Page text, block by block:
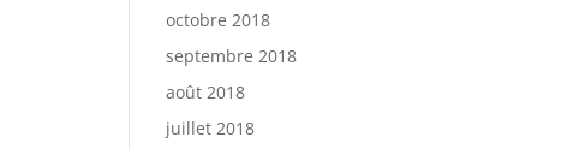
octobre 2018
septembre 2018
août 2018
juillet 2018